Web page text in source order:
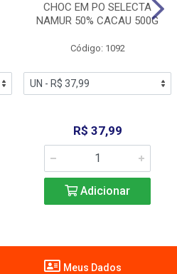
CHOC EM PO SELECTA
NAMUR 50% CACAU 500G
Código: 1092
R$ 37,99
Adicionar
Meus Dados